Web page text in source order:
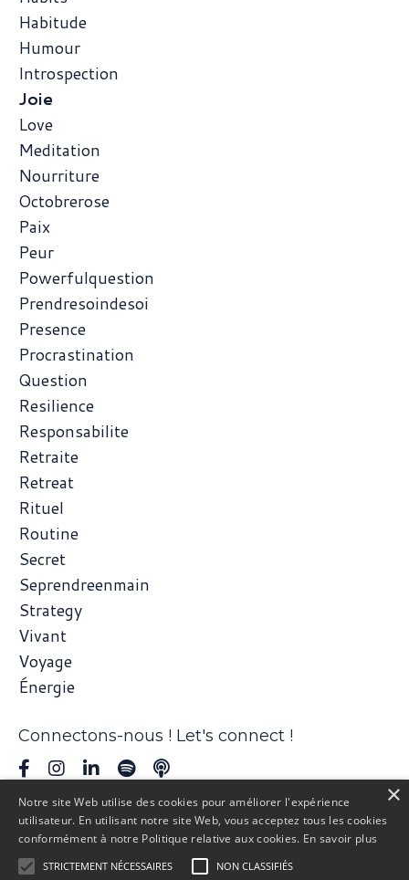
Habitude
Humour
Introspection
Joie
Love
Meditation
Nourriture
Octobrerose
Paix
Peur
Powerfulquestion
Prendresoindesoi
Presence
Procrastination
Question
Resilience
Responsabilite
Retraite
Retreat
Rituel
Routine
Secret
Seprendreenmain
Strategy
Vivant
Voyage
Énergie
Connectons-nous ! Let's connect !
© 2026 Société MISSION INDIGO Tous droits réservés - SIREN 852
231 893 - MAJ 07/2026
×
Notre site Web utilise des cookies pour améliorer l'expérience
utilisateur. En utilisant notre site Web, vous acceptez tous les cookies
conformément à notre Politique relative aux cookies. En savoir plus
STRICTEMENT NÉCESSAIRES NON CLASSIFIÉS